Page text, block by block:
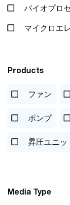
バイオプロ
マイクロエ
Products
ファン
ポンプ
昇圧ユニッ
Media Type